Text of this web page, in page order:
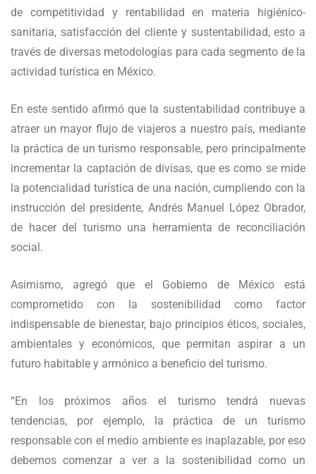
de competitividad y rentabilidad en materia higiénico-
sanitaria, satisfacción del cliente y sustentabilidad, esto a
través de diversas metodologías para cada segmento de la
actividad turística en México.
En este sentido afirmó que la sustentabilidad contribuye a
atraer un mayor flujo de viajeros a nuestro país, mediante
la práctica de un turismo responsable, pero principalmente
incrementar la captación de divisas, que es como se mide
la potencialidad turística de una nación, cumpliendo con la
instrucción del presidente, Andrés Manuel López Obrador,
de hacer del turismo una herramienta de reconciliación
social.
Asimismo, agregó que el Gobierno de México está
comprometido con la sostenibilidad como factor
indispensable de bienestar, bajo principios éticos, sociales,
ambientales y económicos, que permitan aspirar a un
futuro habitable y armónico a beneficio del turismo.
“En los próximos años el turismo tendrá nuevas
tendencias, por ejemplo, la práctica de un turismo
responsable con el medio ambiente es inaplazable, por eso
debemos comenzar a ver a la sostenibilidad como un